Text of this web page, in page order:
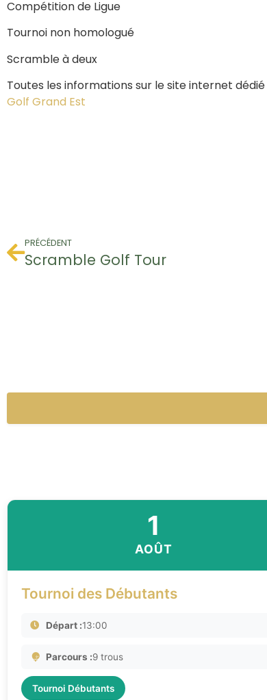
Compétition de Ligue
Tournoi non homologué
Scramble à deux
Toutes les informations sur le site internet dédié
Golf Grand Est
PRÉCÉDENT
Scramble Golf Tour
1
AOÛT
Tournoi des Débutants
Départ :13:00
Parcours :9 trous
Tournoi Débutants